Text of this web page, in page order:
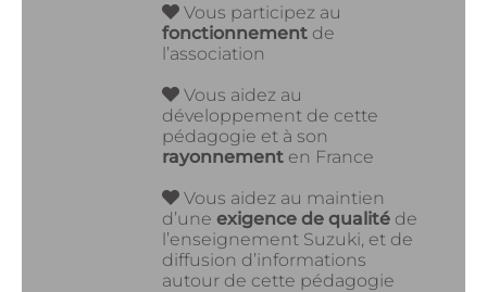
Vous participez au
fonctionnement de
l’association
Vous aidez au
développement de cette
pédagogie et à son
rayonnement en France
Vous aidez au maintien
d’une exigence de qualité de
l’enseignement Suzuki, et de
diffusion d’informations
autour de cette pédagogie